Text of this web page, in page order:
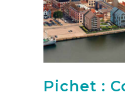
Pichet :